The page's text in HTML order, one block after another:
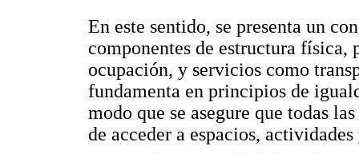
En este sentido, se presenta un
componentes de estructura
ocupación, y servicios como
fundamenta en principios de
modo que se asegure que todas
de acceder a espacios,